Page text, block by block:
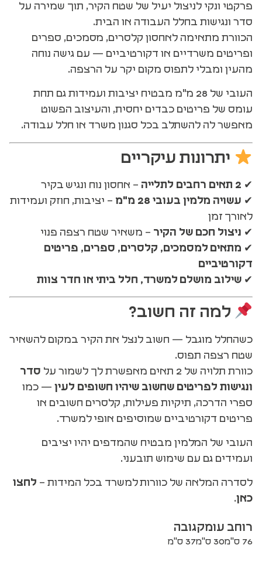
פרקטי ונקי לניצול יעיל של שטח הקיר, תוך שמירה על
סדר ונגישות בחלל העבודה או הבית.
הכוורת מתאימה לאחסון קלסרים, מסמכים, ספרים
ופריטים משרדיים או דקורטיביים — עם גישה נוחה
מהעין ומבלי לתפוס מקום יקר על הרצפה.
העובי של 28 מ"מ מבטיח יציבות ועמידות גם תחת
עומס של פריטים כבדים יחסית, והעיצוב הפשוט
מאפשר לה להשתלב בכל סגנון משרד או חלל עבודה.
יתרונות עיקריים
✔ 2 תאים רחבים לתלייה
– אחסון נוח ונגיש בקיר
✔ עשויה מלמין בעובי 28 מ"מ
– יציבות, חוזק ועמידות
לאורך זמן
✔ ניצול חכם של הקיר – משאיר שטח רצפה פנוי
✔ מתאים למסמכים, קלסרים, ספרים, פריטים
דקורטיביים
✔ שילוב מושלם למשרד, חלל ביתי או חדר צוות
למה זה חשוב?
כשהחלל מוגבל — חשוב לנצל את הקיר במקום להשאיר
שטח רצפה תפוס.
כוורת תלויה של 2 תאים מאפשרת לך לשמור על
סדר
ונגישות לפריטים שחשוב שיהיו חשופים לעין — כמו
ספרי הדרכה, תיקיות פעילות, קלסרים חשובים או
פריטים דקורטיביים שמוסיפים אופי למשרד.
העובי של המלמין מבטיח שהמדפים יהיו יציבים
ועמידים גם עם שימוש תובעני.
לסדרה המלאה של כוורות למשרד בכל המידות – לחצו
כאן.
רוחב
76 ס"מ
עומק
30 ס"מ
גובה
37 ס"מ